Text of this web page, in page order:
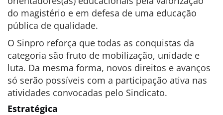
do magistério e em defesa de uma educação
pública de qualidade.
O Sinpro reforça que todas as conquistas da
categoria são fruto de mobilização, unidade e
luta. Da mesma forma, novos direitos e avanços
só serão possíveis com a participação ativa nas
atividades convocadas pelo Sindicato.
Estratégica